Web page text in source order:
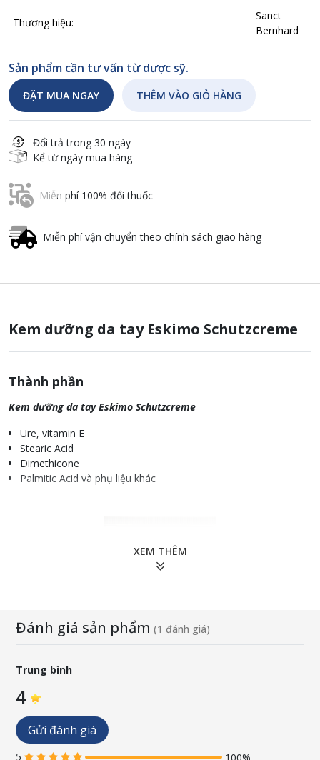
Thương hiệu:
Sanct
Bernhard
Sản phẩm cần tư vấn từ dược sỹ.
ĐẶT MUA NGAY THÊM VÀO GIỎ HÀNG
Đổi trả trong 30 ngày
Kể từ ngày mua hàng
Miễn phí 100% đổi thuốc
Miễn phí vận chuyển theo chính sách giao hàng
Kem dưỡng da tay Eskimo Schutzcreme
Thành phần
Kem dưỡng da tay Eskimo Schutzcreme
Ure, vitamin E
Stearic Acid
Dimethicone
Palmitic Acid và phụ liệu khác
XEM THÊM
Đánh giá sản phẩm (1 đánh giá)
Trung bình
4
Gửi đánh giá
5 100%